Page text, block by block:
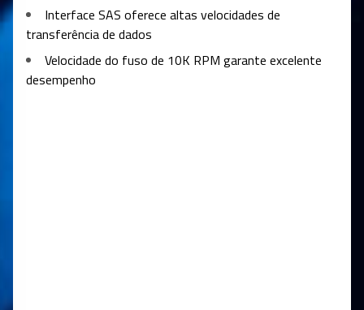
Interface SAS oferece altas velocidades de
transferência de dados
Velocidade do fuso de 10K RPM garante excelente
desempenho